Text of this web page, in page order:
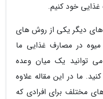
خود کنیم.
های دیگر یکی از روش های
در مصارف غذایی ما
توانید یک میان وعده
ما در این مقاله علاوه
مختلف برای افرادی که